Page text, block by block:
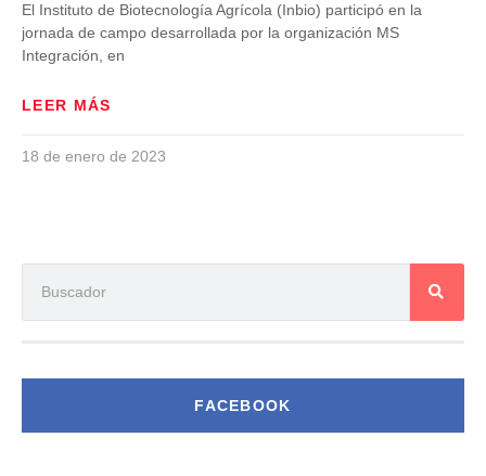
El Instituto de Biotecnología Agrícola (Inbio) participó en la
jornada de campo desarrollada por la organización MS
Integración, en
LEER MÁS
18 de enero de 2023
FACEBOOK